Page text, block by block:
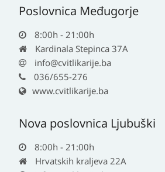
Poslovnica Međugorje
8:00h - 21:00h
Kardinala Stepinca 37A
info@cvitlikarije.ba
036/655-276
www.cvitlikarije.ba
Nova poslovnica Ljubuški
8:00h - 21:00h
Hrvatskih kraljeva 22A